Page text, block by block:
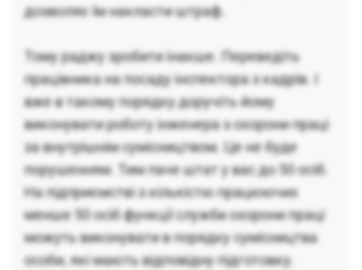
дозволяє їм накласти штраф.
Тому раджу зробити інакше. Переведіть
працівника на посаду інспектора з кадрів. І
вже в такому порядку доручіть йому
виконувати роботу інженера з охорони праці
за внутрішнім сумісництвом. Це не буде
порушенням. Тим паче штат у вас до 50 осіб.
На підприємстві з кількістю працюючих
менше 50 осіб функції служби охорони праці
можуть виконувати в порядку сумісництва
особи, які мають відповідну підготовку.